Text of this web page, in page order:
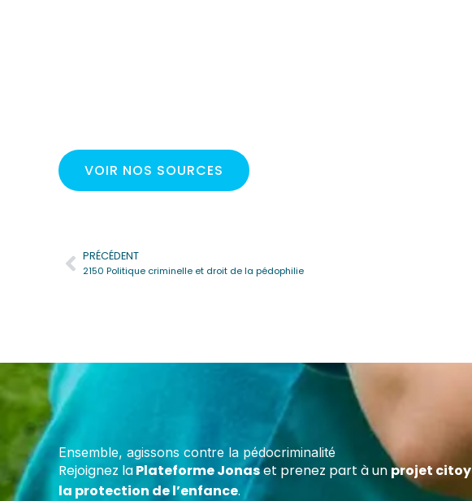
VOIR NOS SOURCES
Précédent
PRÉCÉDENT
2150 Politique criminelle et droit de la pédophilie
Ensemble, agissons contre la pédocriminalité
Rejoignez laPlateforme Jonaset prenez part à unprojet
la protection de l’enfance.
Devenez Référent en
Certification
Formez-vous pour
maltraitances au
écoles, centres de
associations.